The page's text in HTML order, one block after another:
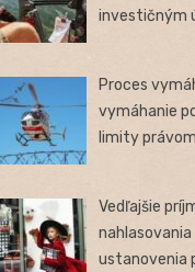
investičným
Proces
vymáhanie
limity
Vedľajšie
ustanovenia